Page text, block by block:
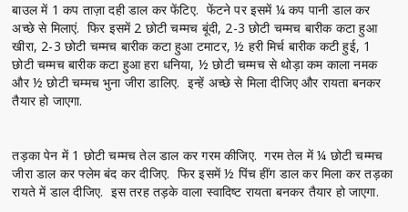
बाउल में 1 कप ताज़ा दही डाल कर फेंटिए. फेंटने पर इसमें ¼ कप पानी डाल कर
अच्छे से मिलाएं. फिर इसमें 2 छोटी चम्मच बूंदी, 2-3 छोटी चम्मच बारीक कटा हुआ
खीरा, 2-3 छोटी चम्मच बारीक कटा हुआ टमाटर, ½ हरी मिर्च बारीक कटी हुई, 1
छोटी चम्मच बारीक कटा हुआ हरा धनिया, ½ छोटी चम्मच से थोड़ा कम काला नमक
और ½ छोटी चम्मच भुना जीरा डालिए. इन्हें अच्छे से मिला दीजिए और रायता बनकर
तैयार हो जाएगा.
तड़का पेन में 1 छोटी चम्मच तेल डाल कर गरम कीजिए. गरम तेल में ¼ छोटी चम्मच
जीरा डाल कर फ्लेम बंद कर दीजिए. फिर इसमें ½ पिंच हींग डाल कर मिला कर तड़का
रायते में डाल दीजिए. इस तरह तड़के वाला स्वादिष्ट रायता बनकर तैयार हो जाएगा.